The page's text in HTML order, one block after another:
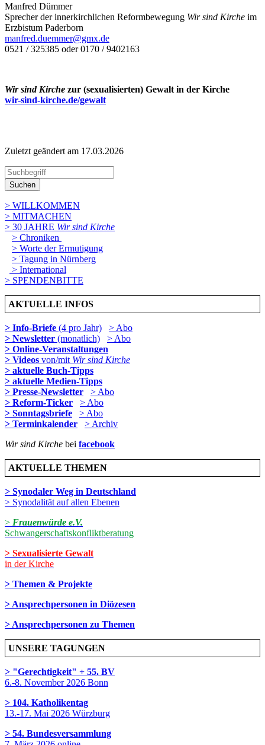
Manfred Dümmer
Sprecher der innerkirchlichen Reformbewegung Wir sind Kirche im
Erzbistum Paderborn
manfred.duemmer@gmx.de
0521 / 325385 oder 0170 / 9402163
Wir sind Kirche zur (sexualisierten) Gewalt in der Kirche
wir-sind-kirche.de/gewalt
Zuletzt geändert am 17­.03.2026
Suchen
> WILLKOMMEN
> MITMACHEN
> 30 JAHRE Wir sind Kirche
> Chroniken
> Worte der Ermutigung
> Tagung in Nürnberg
> International
> SPENDENBITTE
AKTUELLE INFOS
> Info-Briefe (4 pro Jahr)
> Abo
> Newsletter (monatlich)
> Abo
> Online-Veranstaltungen
> Videos von/mit Wir sind Kirche
> aktuelle Buch-Tipps
> aktuelle Medien-Tipps
> Presse-Newsletter
> Abo
> Reform-Ticker
> Abo
> Sonntagsbriefe
> Abo
> Terminkalender
> Archiv
Wir sind Kirche bei facebook
AKTUELLE THEMEN
> Synodaler Weg in Deutschland
> Synodalität auf allen Ebenen
> Frauenwürde e.V.
Schwangerschaftskonfliktberatung
> Sexualisierte Gewalt
in der Kirche
> Themen & Projekte
> Ansprechpersonen in Diözesen
> Ansprechpersonen zu Themen
UNSERE TAGUNGEN
> "Gerechtigkeit" + 55. BV
6.-8. November 2026 Bonn
> 104. Katholikentag
13.-17. Mai 2026 Würzburg
> 54. Bundesversammlung